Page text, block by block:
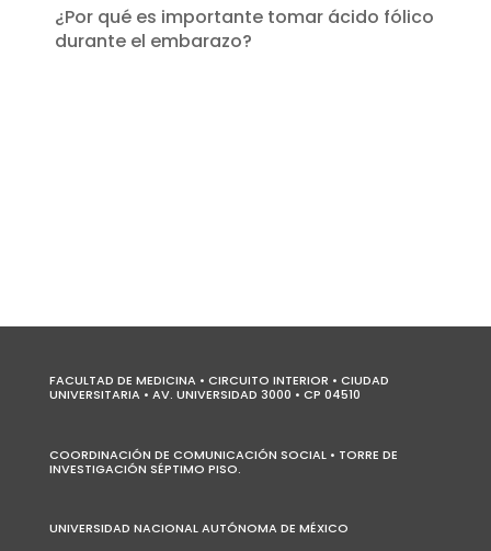
¿Por qué es importante tomar ácido fólico
durante el embarazo?
FACULTAD DE MEDICINA • CIRCUITO INTERIOR • CIUDAD
UNIVERSITARIA • AV. UNIVERSIDAD 3000 • CP 04510
COORDINACIÓN DE COMUNICACIÓN SOCIAL • TORRE DE
INVESTIGACIÓN SÉPTIMO PISO.
UNIVERSIDAD NACIONAL AUTÓNOMA DE MÉXICO